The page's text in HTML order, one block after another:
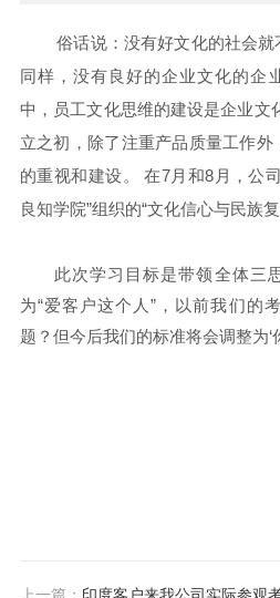
俗话说：没有好文化的社会就
同样，没有良好的企业文化的企
中，员工文化思维的建设是企业文
立之初，除了注重产品质量工作
的重视和建设。 在7月和8月，公
良知学院”组织的“文化信心与民族复
此次学习目标是带领全体三思
为“爱客户这个人”，以前我们的
题？但今后我们的标准将会调整为‘